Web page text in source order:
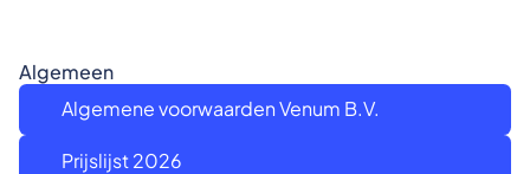
Algemeen
Algemene voorwaarden Venum B.V.
Prijslijst 2026